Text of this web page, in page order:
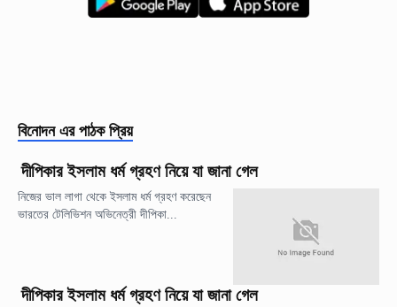
বিনোদন এর পাঠক প্রিয়
দীপিকার ইসলাম ধর্ম গ্রহণ নিয়ে যা জানা গেল
নিজের ভাল লাগা থেকে ইসলাম ধর্ম গ্রহণ করেছেন
ভারতের টেলিভিশন অভিনেত্রী দীপিকা...
দীপিকার ইসলাম ধর্ম গ্রহণ নিয়ে যা জানা গেল